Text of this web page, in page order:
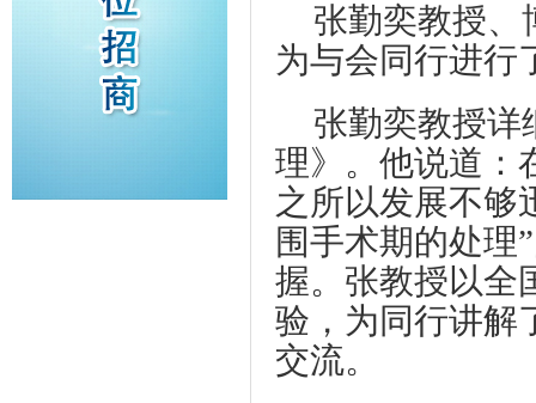
张勤奕教授、
为与会同行进行
张勤奕教授详
理》。他说道：
之所以发展不够
围手术期的处理
握。张教授以全
验，为同行讲解
交流。